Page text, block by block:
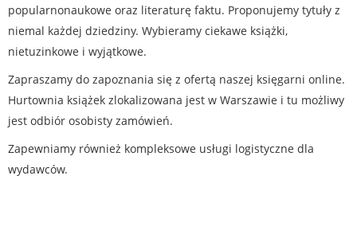
popularnonaukowe oraz literaturę faktu. Proponujemy tytuły z
niemal każdej dziedziny. Wybieramy ciekawe książki,
nietuzinkowe i wyjątkowe.
Zapraszamy do zapoznania się z ofertą naszej księgarni online.
Hurtownia książek zlokalizowana jest w Warszawie i tu możliwy
jest odbiór osobisty zamówień.
Zapewniamy również kompleksowe usługi logistyczne dla
wydawców.